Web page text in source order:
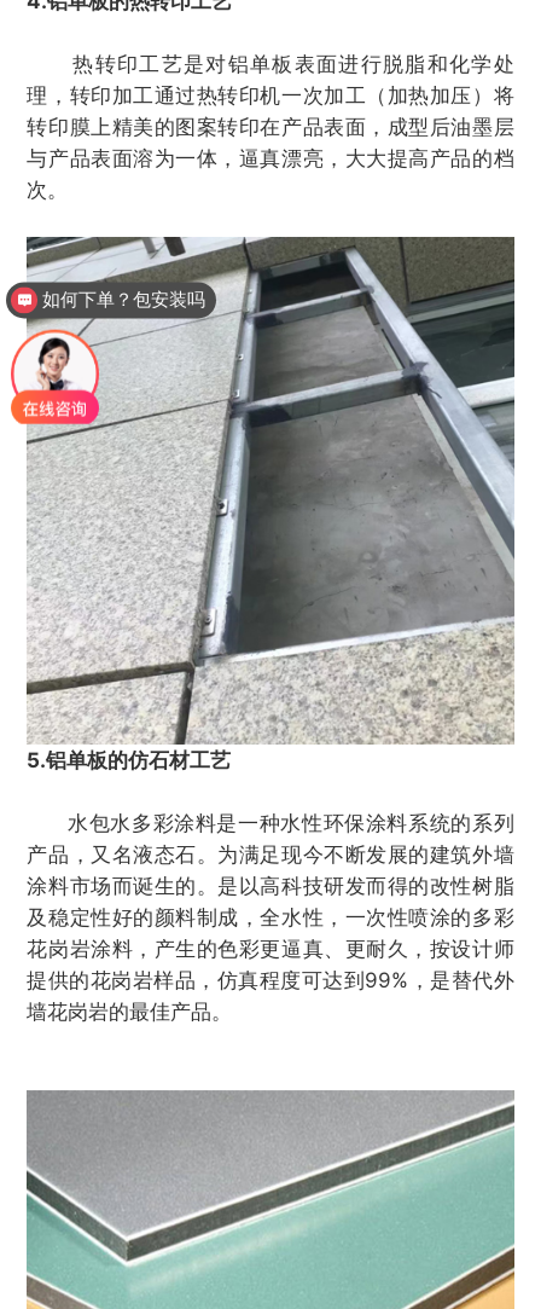
热转印工艺是对铝单板表面进行脱脂和化学处
理，转印加工通过热转印机一次加工（加热加压）将
转印膜上精美的图案转印在产品表面，成型后油墨层
与产品表面溶为一体，逼真漂亮，大大提高产品的档
次。
5.铝单板的仿石材工艺
水包水多彩涂料是一种水性环保涂料系统的系列
产品，又名液态石。为满足现今不断发展的建筑外墙
涂料市场而诞生的。是以高科技研发而得的改性树脂
及稳定性好的颜料制成，全水性，一次性喷涂的多彩
花岗岩涂料，产生的色彩更逼真、更耐久，按设计师
提供的花岗岩样品，仿真程度可达到99%，是替代外
墙花岗岩的最佳产品。
厂家电话多少？
如何下单？包安装吗